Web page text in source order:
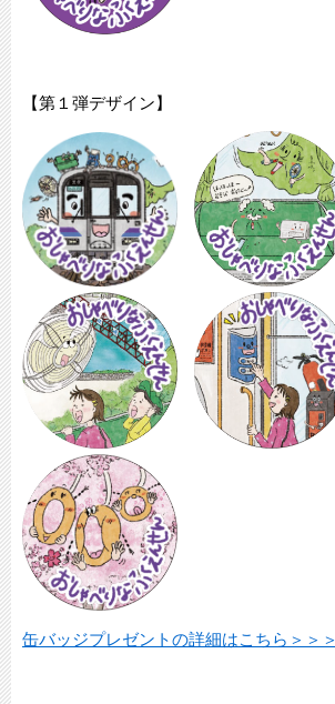
【第１弾デザイン】
缶バッジプレゼントの詳細はこちら＞＞＞